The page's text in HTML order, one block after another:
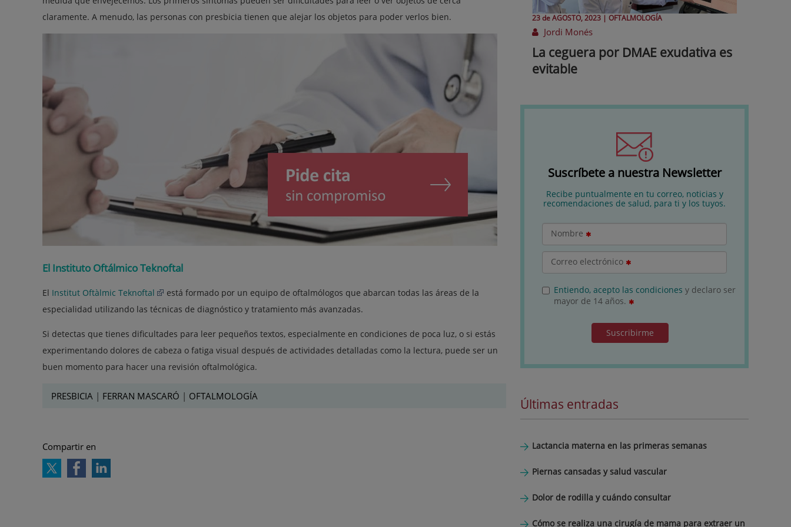
claramente. A menudo, las personas con presbicia tienen que alejar los objetos para poder verlos bien.
El Instituto Oftálmico Teknoftal
El Institut Oftàlmic Teknoftal
está formado por un equipo de oftalmólogos que abarcan todas las áreas de la
especialidad utilizando las técnicas de diagnóstico y tratamiento más avanzadas.
Si detectas que tienes dificultades para leer pequeños textos, especialmente en condiciones de poca luz, o si estás
experimentando dolores de cabeza o fatiga visual después de actividades detalladas como la lectura, puede ser un
buen momento para hacer una revisión oftalmológica.
PRESBICIA | FERRAN MASCARÓ | OFTALMOLOGÍA
Compartir en
23 deAGOSTO, 2023 | OFTALMOLOGÍA
Jordi Monés
La ceguera por DMAE exudativa es
evitable
Suscríbete a nuestra Newsletter
Recibe puntualmente en tu correo, noticias y
recomendaciones de salud, para ti y los tuyos.
Nombre
Correo electrónico
Entiendo, acepto las condiciones y declaro ser
mayor de 14 años.
Suscribirme
Últimas entradas
Lactancia materna en las primeras semanas
Piernas cansadas y salud vascular
Dolor de rodilla y cuándo consultar
Cómo se realiza una cirugía de mama para extraer un